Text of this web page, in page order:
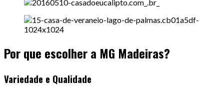
Por que escolher a MG Madeiras?
Variedade e Qualidade